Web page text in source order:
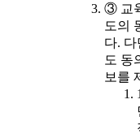
③ 교
도의
다.
도 동
보를